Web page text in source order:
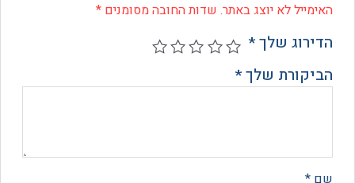
לא יוצג באתר.שדות החובה מסומנים*
שלך*
שלך*